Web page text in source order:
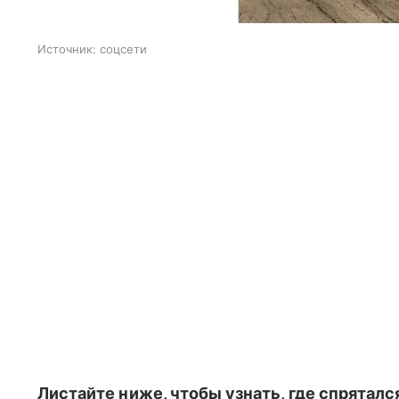
Источник: соцсети
Листайте ниже, чтобы узнать, где